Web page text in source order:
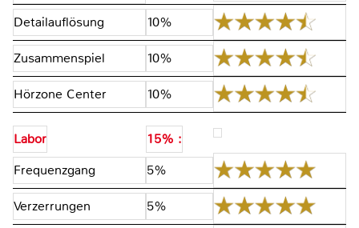
Detailauflösung 10%
Zusammenspiel 10%
Hörzone Center 10%
Labor
15% :
Frequenzgang
5%
Verzerrungen 5%